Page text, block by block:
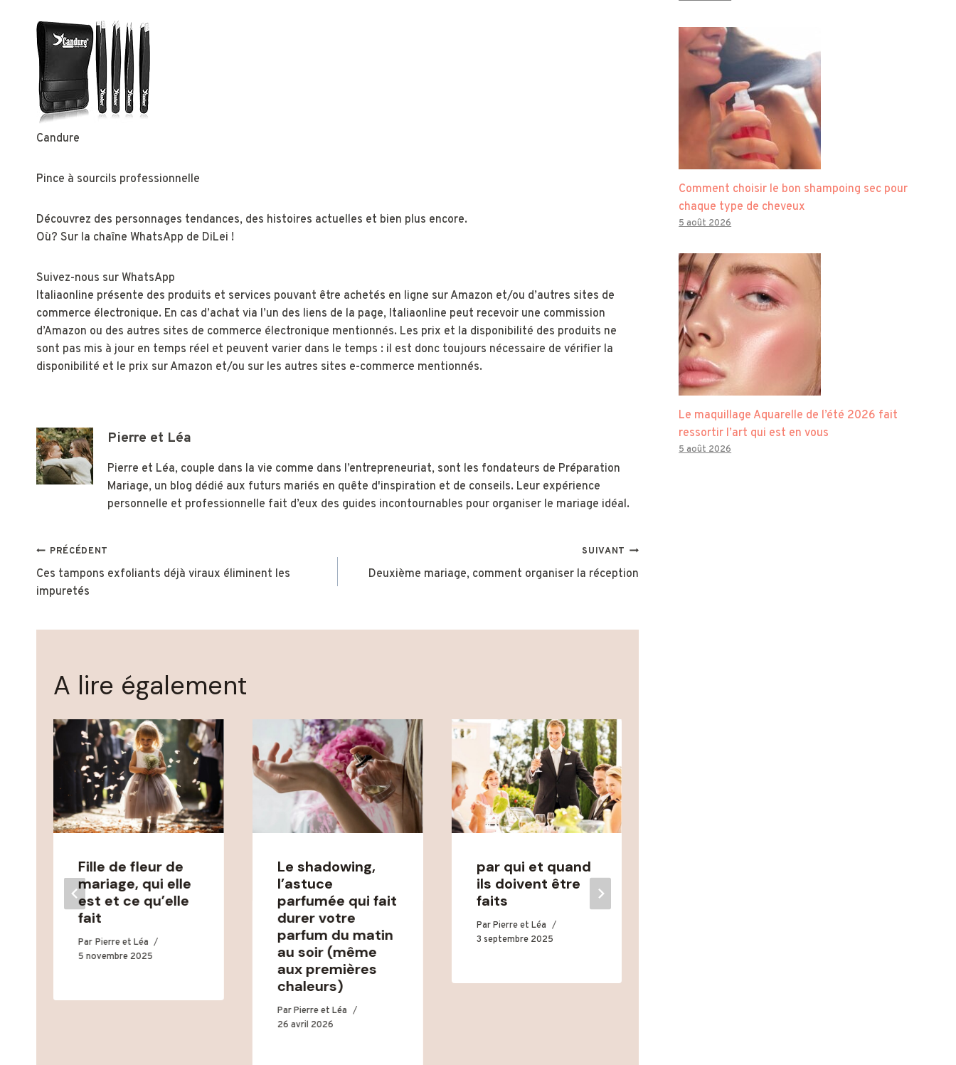
Candure
Pince à sourcils professionnelle
Découvrez des personnages tendances, des histoires actuelles et bien plus encore.
Où? Sur la chaîne WhatsApp de DiLei !
Suivez-nous sur WhatsApp
Italiaonline présente des produits et services pouvant être achetés en ligne sur Amazon et/ou d’autres sites de
commerce électronique. En cas d’achat via l’un des liens de la page, Italiaonline peut recevoir une commission
d’Amazon ou des autres sites de commerce électronique mentionnés. Les prix et la disponibilité des produits ne
sont pas mis à jour en temps réel et peuvent varier dans le temps : il est donc toujours nécessaire de vérifier la
disponibilité et le prix sur Amazon et/ou sur les autres sites e-commerce mentionnés.
Pierre et Léa
Pierre et Léa, couple dans la vie comme dans l’entrepreneuriat, sont les fondateurs de Préparation
Mariage, un blog dédié aux futurs mariés en quête d'inspiration et de conseils. Leur expérience
personnelle et professionnelle fait d’eux des guides incontournables pour organiser le mariage idéal.
Navigation
de
l’article
PRÉCÉDENT
Ces tampons exfoliants déjà viraux éliminent les
impuretés
SUIVANT
Deuxième mariage, comment organiser la réception
A lire également
Fille de fleur de
mariage, qui elle
est et ce qu’elle
fait
Par Pierre et Léa
5 novembre 2025
Le shadowing,
l’astuce
parfumée qui fait
durer votre
parfum du matin
au soir (même
aux premières
chaleurs)
ParPierre et Léa
26 avril 2026
par qui et quand
ils doivent être
faits
Par Pierre et Léa
3 septembre 2025
Comment choisir le bon shampoing sec pour
chaque type de cheveux
5 août 2026
Le maquillage Aquarelle de l’été 2026 fait
ressortir l’art qui est en vous
5 août 2026